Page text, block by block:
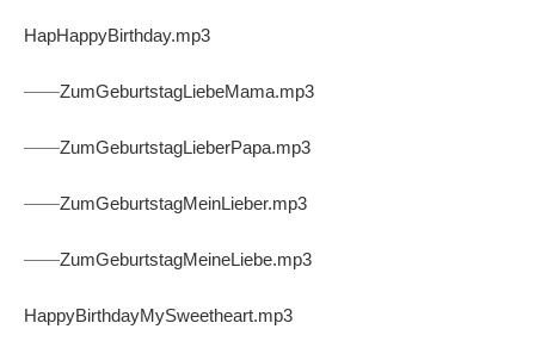
HapHappyBirthday.mp3
——ZumGeburtstagLiebeMama.mp3
——ZumGeburtstagLieberPapa.mp3
——ZumGeburtstagMeinLieber.mp3
——ZumGeburtstagMeineLiebe.mp3
HappyBirthdayMySweetheart.mp3